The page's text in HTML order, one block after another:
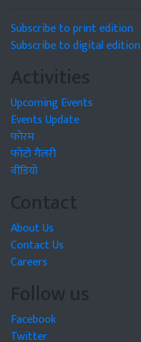
Subscribe to print edition
Subscribe to digital edition
Activities
Upcoming Events
Events Update
फोरम
फोटो गैलरी
वीडियो
Contact
About Us
Contact Us
Careers
Follow us
Facebook
Twitter